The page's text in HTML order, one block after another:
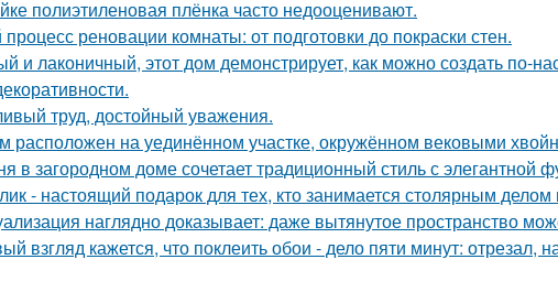
полиэтиленовая плёнка часто недооценивают.
реновации комнаты: от подготовки до покраски стен.
и лаконичный, этот дом демонстрирует, как можно создать по-
труд, достойный уважения.
расположен на уединённом участке, окружённом вековыми
в загородном доме сочетает традиционный стиль с элегантной
- настоящий подарок для тех, кто занимается столярным
наглядно доказывает: даже вытянутое пространство
взгляд кажется, что поклеить обои - дело пяти минут: отрезал,